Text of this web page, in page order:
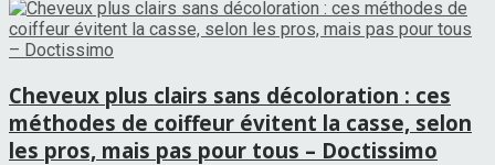
Cheveux plus clairs sans décoloration : ces
méthodes de coiffeur évitent la casse, selon
les pros, mais pas pour tous – Doctissimo